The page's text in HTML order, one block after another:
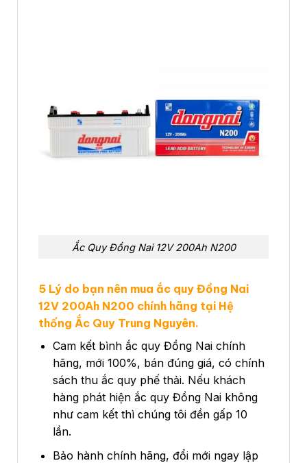
Ắc Quy Đồng Nai 12V 200Ah N200
5 Lý do bạn nên mua ắc quy Đồng Nai
12V 200Ah N200 chính hãng tại Hệ
thống Ắc Quy Trung Nguyên.
Cam kết bình ắc quy Đồng Nai chính
hãng, mới 100%, bán đúng giá, có chính
sách thu ắc quy phế thải. Nếu khách
hàng phát hiện ắc quy Đồng Nai không
như cam kết thì chúng tôi đền gấp 10
lần.
Bảo hành chính hãng, đổi mới ngay lập